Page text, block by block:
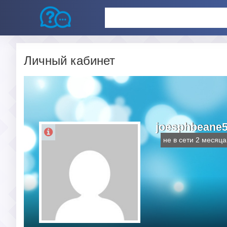
Личный кабинет
не в сети 2 месяца